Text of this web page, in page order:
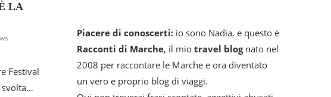
LA
Festival
svolta…
Piacere di conoscerti: io sono Nadia, e questo è
Racconti di Marche, il mio travel blognato nel
2008 per raccontare le Marche e ora diventato
un vero e proprio blog di viaggi.